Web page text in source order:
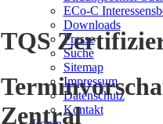
ECo-C
Downloads
Presse
Suche
Sitemap
Impressum
Datenschutz
Kontakt
TQS
Zentral